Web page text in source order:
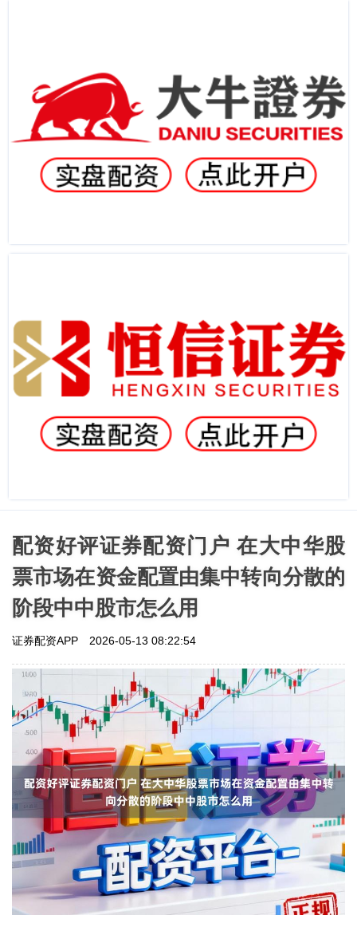
配资好评证券配资门户 在大中华股
票市场在资金配置由集中转向分散的
阶段中中股市怎么用
证券配资APP 2026-05-13 08:22:54